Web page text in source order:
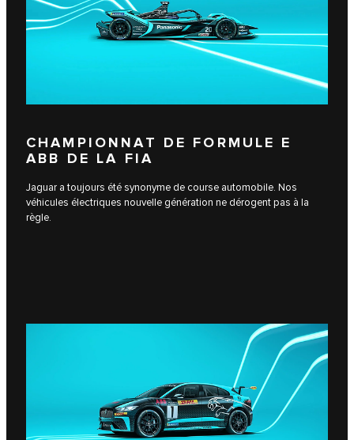
CHAMPIONNAT DE FORMULE E
ABB DE LA FIA
Jaguar a toujours été synonyme de course automobile. Nos
véhicules électriques nouvelle génération ne dérogent pas à la
règle.